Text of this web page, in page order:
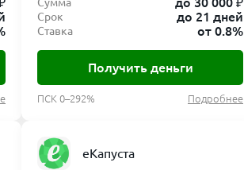
Срок до 21 дней
Ставка от 0.8%
Получить деньги
ПСК 0–292% Подробнее
еКапуста